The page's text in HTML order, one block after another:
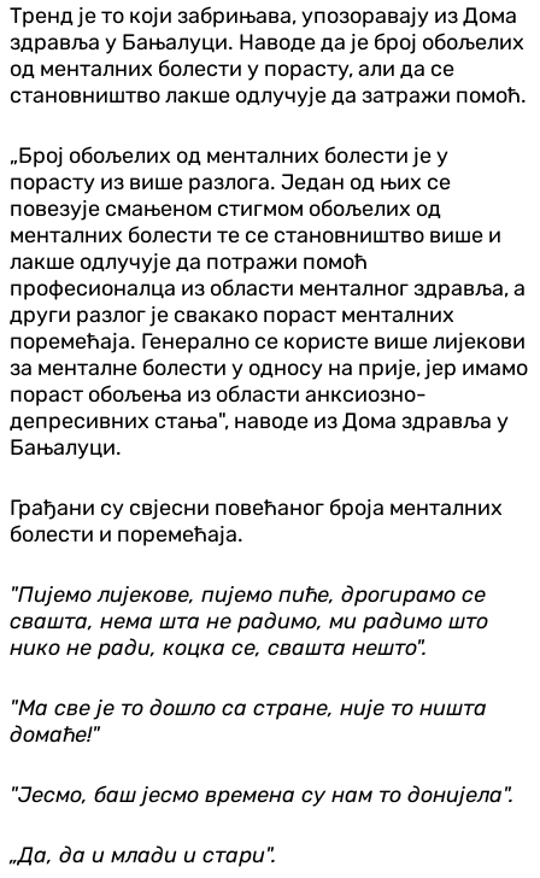
Тренд је то који забрињава, упозоравају из Дома
здравља у Бањалуци. Наводе да је број обољелих
од менталних болести у порасту, али да се
становништво лакше одлучује да затражи помоћ.
„Број обољелих од менталних болести је у
порасту из више разлога. Један од њих се
повезује смањеном стигмом обољелих од
менталних болести те се становништво више и
лакше одлучује да потражи помоћ
професионалца из области менталног здравља, а
други разлог је свакако пораст менталних
поремећаја. Генерално се користе више лијекови
за менталне болести у односу на прије, јер имамо
пораст обољења из области анксиозно-
депресивних стања", наводе из Дома здравља у
Бањалуци.
Грађани су свјесни повећаног броја менталних
болести и поремећаја.
"Пијемо лијекове, пијемо пиће, дрогирамо се
свашта, нема шта не радимо, ми радимо што
нико не ради, коцка се, свашта нешто".
"Ма све је то дошло са стране, није то ништа
домаће!"
"Јесмо, баш јесмо времена су нам то донијела".
„Да, да и млади и стари".